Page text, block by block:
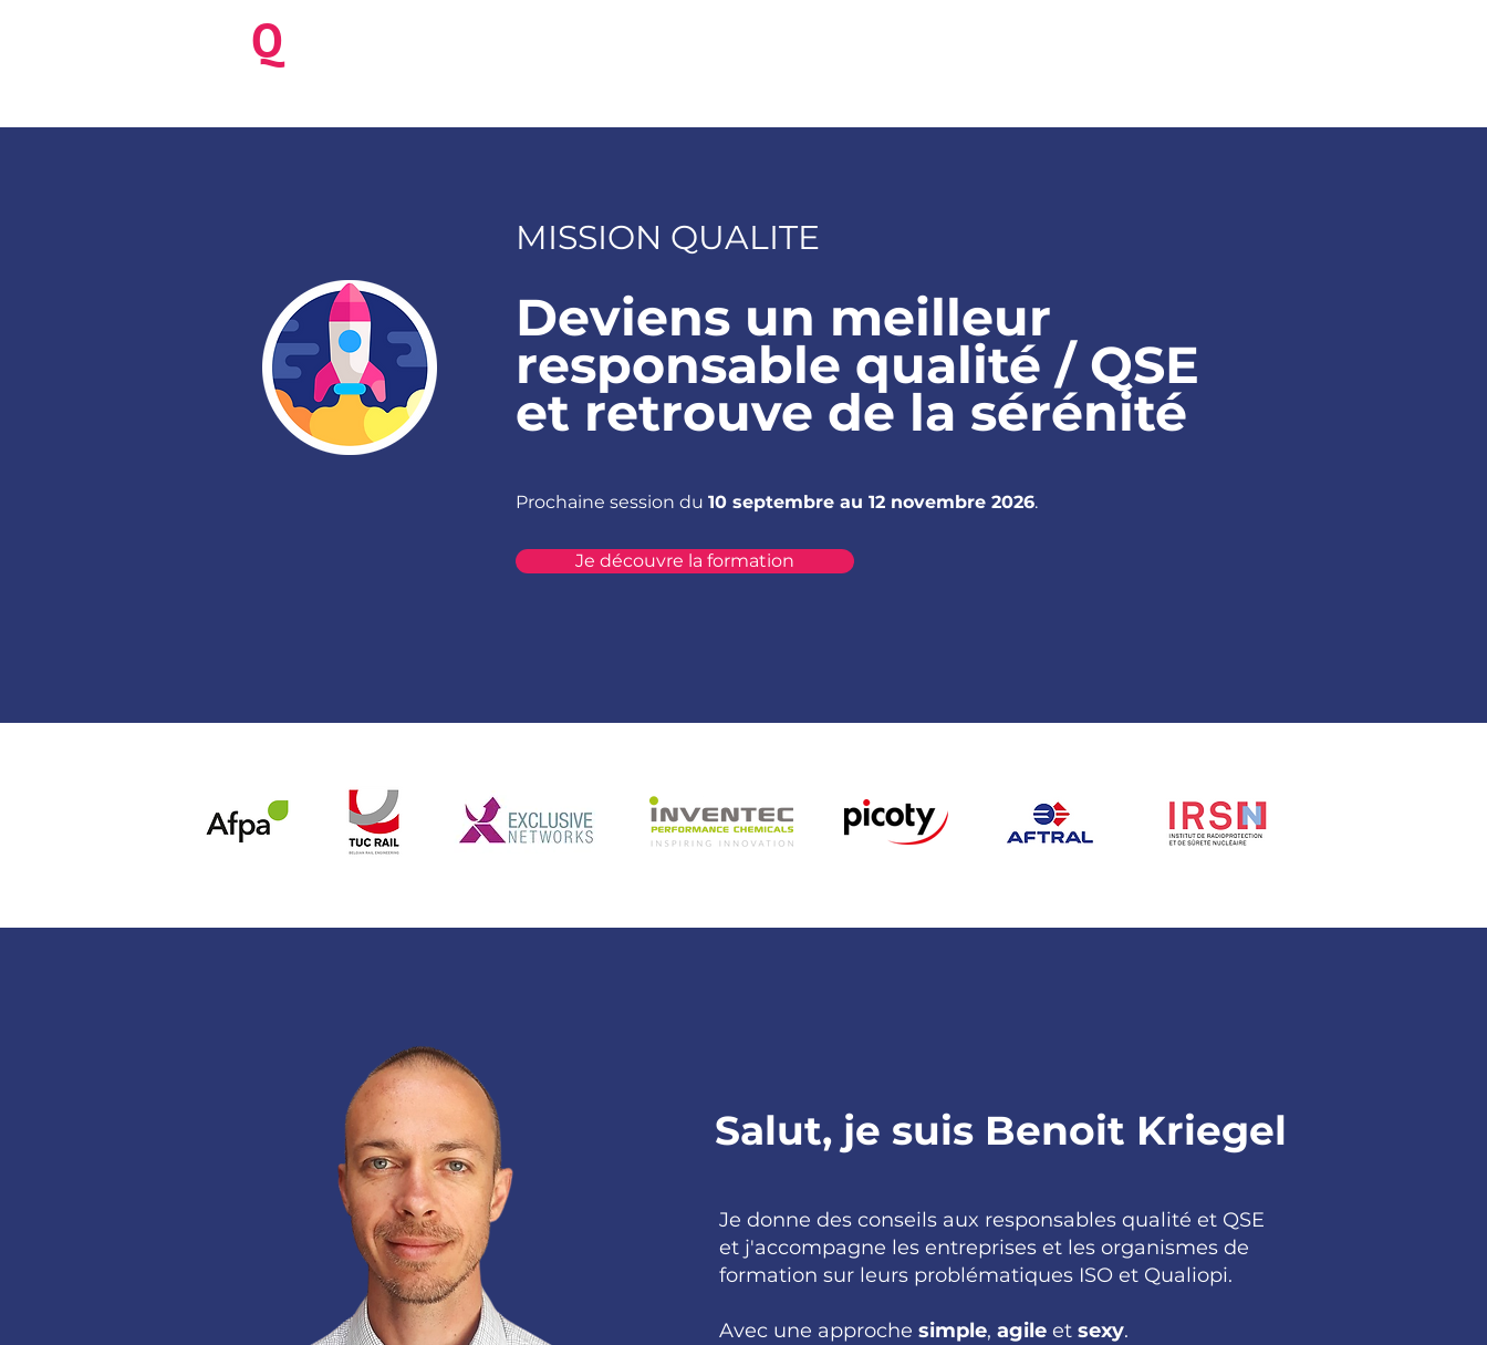
Q
MISSION QUALITE
Deviens un meilleur
responsable qualité / QSE
et retrouve de la sérénité
Prochaine session du 10 septembre au 12 novembre 2026.
Je découvre la formation
Salut, je suis Benoit Kriegel
Je donne des conseils aux responsables qualité et QSE
et j'accompagne les entreprises et les organismes de
formation sur leurs problématiques ISO et Qualiopi.
Avec une approche simple, agile et sexy.